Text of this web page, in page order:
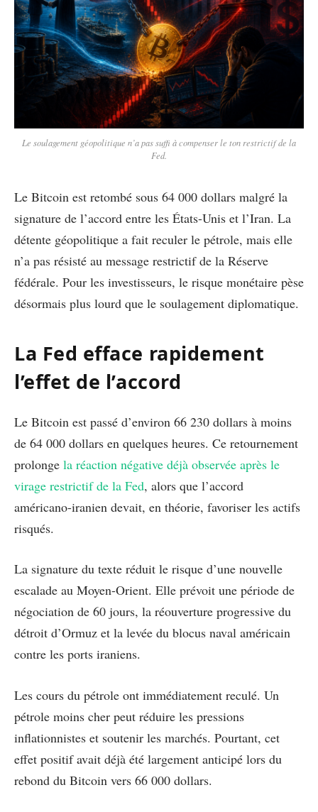
Le soulagement géopolitique n’a pas suffi à compenser le ton restrictif de la
Fed.
Le Bitcoin est retombé sous 64 000 dollars malgré la
signature de l’accord entre les États-Unis et l’Iran. La
détente géopolitique a fait reculer le pétrole, mais elle
n’a pas résisté au message restrictif de la Réserve
fédérale. Pour les investisseurs, le risque monétaire pèse
désormais plus lourd que le soulagement diplomatique.
La Fed efface rapidement
l’effet de l’accord
Le Bitcoin est passé d’environ 66 230 dollars à moins
de 64 000 dollars en quelques heures. Ce retournement
prolonge la réaction négative déjà observée après le
virage restrictif de la Fed, alors que l’accord
américano-iranien devait, en théorie, favoriser les actifs
risqués.
La signature du texte réduit le risque d’une nouvelle
escalade au Moyen-Orient. Elle prévoit une période de
négociation de 60 jours, la réouverture progressive du
détroit d’Ormuz et la levée du blocus naval américain
contre les ports iraniens.
Les cours du pétrole ont immédiatement reculé. Un
pétrole moins cher peut réduire les pressions
inflationnistes et soutenir les marchés. Pourtant, cet
effet positif avait déjà été largement anticipé lors du
rebond du Bitcoin vers 66 000 dollars.